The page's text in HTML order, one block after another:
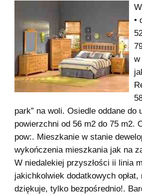
•
w
park” na woli. Osiedle oddane do
powierzchni od 56 m2 do 75 m2.
pow:. Mieszkanie w stanie
wykończenia mieszkania jak na
W niedalekiej przyszłości ii linia
jakichkolwiek dodatkowych
dziękuje, tylko bezpośrednio!.